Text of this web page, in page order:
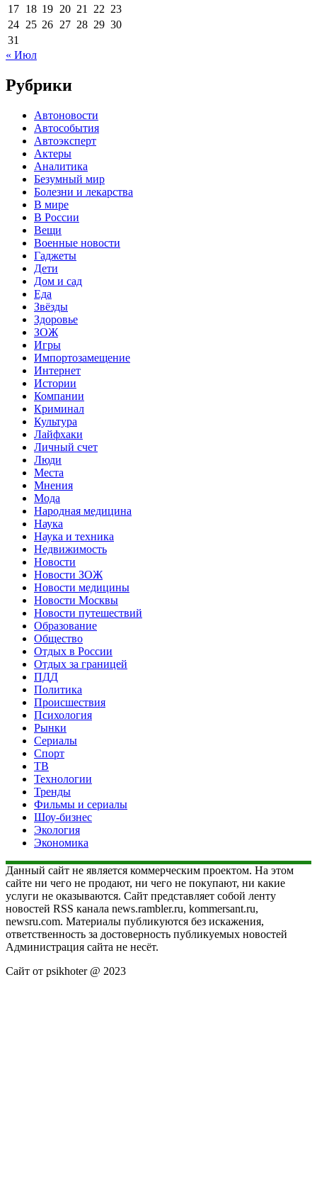
17 18 19 20 21 22 23
24 25 26 27 28 29 30
31
« Июл
Рубрики
Автоновости
Автособытия
Автоэксперт
Актеры
Аналитика
Безумный мир
Болезни и лекарства
В мире
В России
Вещи
Военные новости
Гаджеты
Дети
Дом и сад
Еда
Звёзды
Здоровье
ЗОЖ
Игры
Импортозамещение
Интернет
Истории
Компании
Криминал
Культура
Лайфхаки
Личный счет
Люди
Места
Мнения
Мода
Народная медицина
Наука
Наука и техника
Недвижимость
Новости
Новости ЗОЖ
Новости медицины
Новости Москвы
Новости путешествий
Образование
Общество
Отдых в России
Отдых за границей
ПДД
Политика
Происшествия
Психология
Рынки
Сериалы
Спорт
ТВ
Технологии
Тренды
Фильмы и сериалы
Шоу-бизнес
Экология
Экономика
Данный сайт не является коммерческим проектом. На этом
сайте ни чего не продают, ни чего не покупают, ни какие
услуги не оказываются. Сайт представляет собой ленту
новостей RSS канала news.rambler.ru, kommersant.ru,
newsru.com. Материалы публикуются без искажения,
ответственность за достоверность публикуемых новостей
Администрация сайта не несёт.
Сайт от psikhoter @ 2023